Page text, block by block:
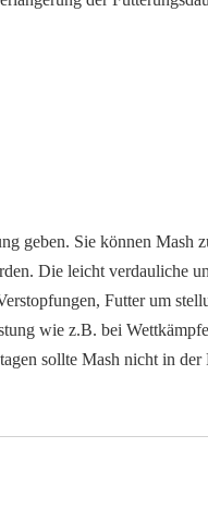
geben. Sie können Mash
Die leicht verdauliche
Futter um
wie z.B. bei
sollte Mash nicht in